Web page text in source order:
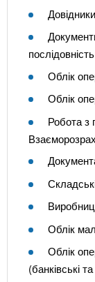
Облік
Облік
Робота з
Облік
Облік
(банківські